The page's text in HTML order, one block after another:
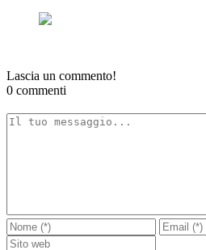
Lascia un commento!
0 commenti